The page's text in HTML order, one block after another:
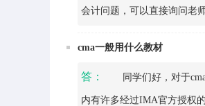
会计问题，可以直接询问老
cma一般用什么教材
答： 同学们好，对于cma
内有许多经过IMA官方授权